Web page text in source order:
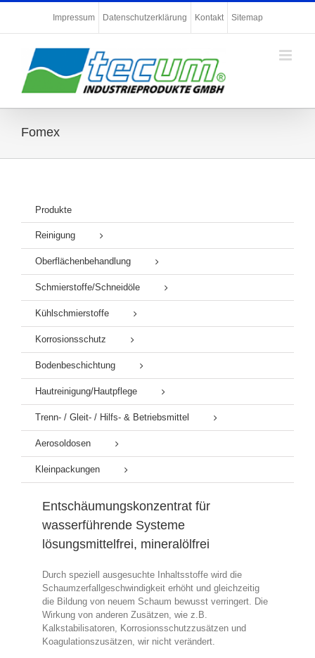
springen
Impressum Datenschutzerklärung Kontakt Sitemap
Fomex
Produkte
Reinigung
Oberflächenbehandlung
Schmierstoffe/Schneidöle
Kühlschmierstoffe
Korrosionsschutz
Bodenbeschichtung
Hautreinigung/Hautpflege
Trenn- / Gleit- / Hilfs- & Betriebsmittel
Aerosoldosen
Kleinpackungen
Entschäumungskonzentrat für
wasserführende Systeme
lösungsmittelfrei, mineralölfrei
Durch speziell ausgesuchte Inhaltsstoffe wird die
Schaumzerfallgeschwindigkeit erhöht und gleichzeitig
die Bildung von neuem Schaum bewusst verringert. Die
Wirkung von anderen Zusätzen, wie z.B.
Kalkstabilisatoren, Korrosionsschutzzusätzen und
Koagulationszusätzen, wir nicht verändert.